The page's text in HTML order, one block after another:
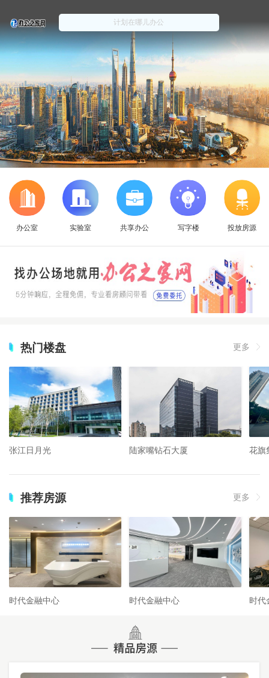
办公室 实验室 共享办公 写字楼 投放房源
热门楼盘 更多
张江日月光 陆家嘴钻石大厦 花旗
推荐房源 更多
时代金融中心 时代金融中心 时代